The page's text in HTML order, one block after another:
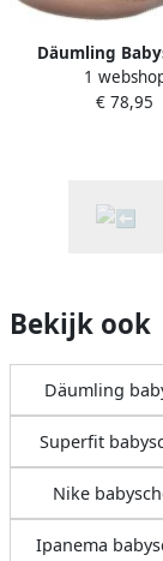
Däumling
1
€ 78,95
Bekijk ook
Däumling
Superfit
Nike
Ipanema